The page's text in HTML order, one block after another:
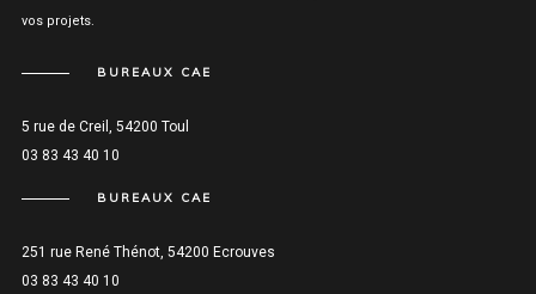
vos projets.
BUREAUX CAE
5 rue de Creil, 54200 Toul
03 83 43 40 10
BUREAUX CAE
251 rue René Thénot, 54200 Ecrouves
03 83 43 40 10